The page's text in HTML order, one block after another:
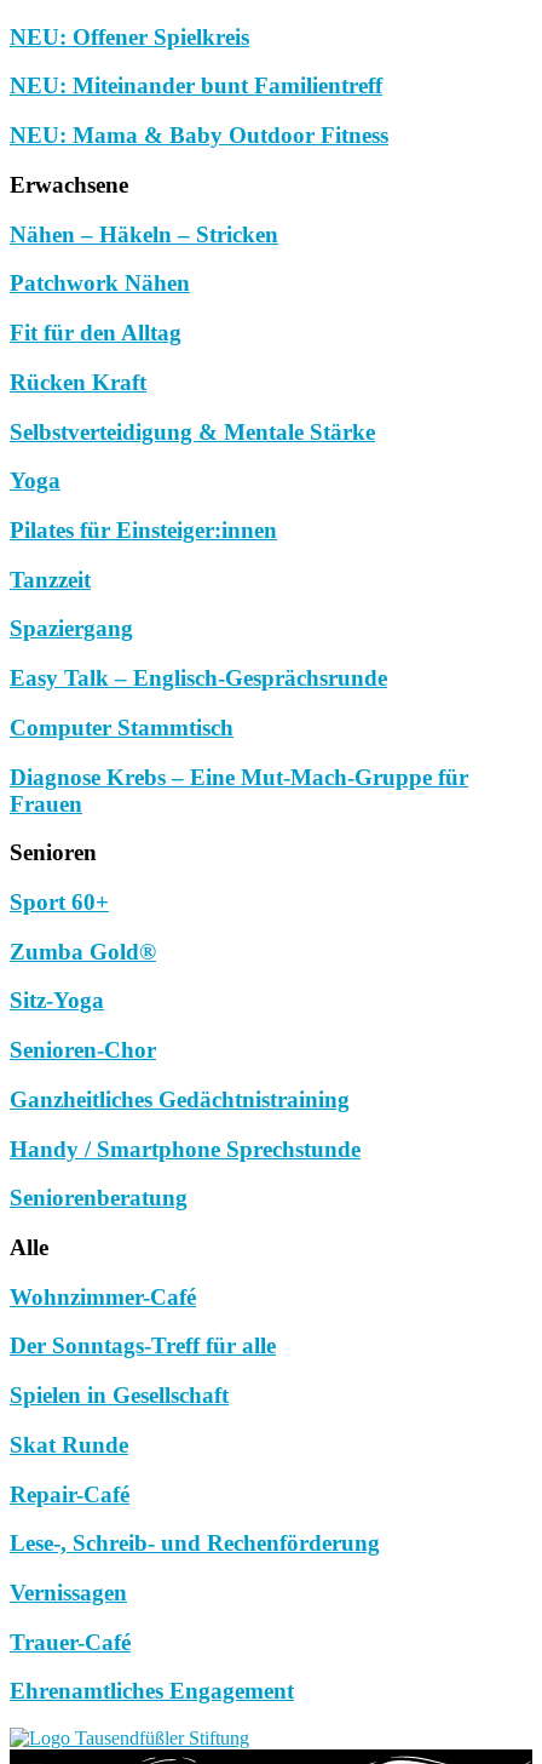
NEU: Offener Spielkreis
NEU: Miteinander bunt Familientreff
NEU: Mama & Baby Outdoor Fitness
Erwachsene
Nähen – Häkeln – Stricken
Patchwork Nähen
Fit für den Alltag
Rücken Kraft
Selbstverteidigung & Mentale Stärke
Yoga
Pilates für Einsteiger:innen
Tanzzeit
Spaziergang
Easy Talk – Englisch-Gesprächsrunde
Computer Stammtisch
Diagnose Krebs – Eine Mut-Mach-Gruppe für
Frauen
Senioren
Sport 60+
Zumba Gold®
Sitz-Yoga
Senioren-Chor
Ganzheitliches Gedächtnistraining
Handy / Smartphone Sprechstunde
Seniorenberatung
Alle
Wohnzimmer-Café
Der Sonntags-Treff für alle
Spielen in Gesellschaft
Skat Runde
Repair-Café
Lese-, Schreib- und Rechenförderung
Vernissagen
Trauer-Café
Ehrenamtliches Engagement